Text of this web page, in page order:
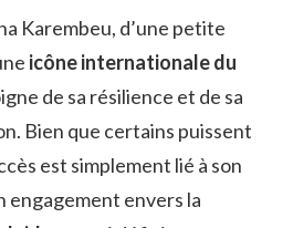
Karembeu, d’une petite
icône internationale du
de sa résilience et de sa
Bien que certains puissent
est simplement lié à son
engagement envers la